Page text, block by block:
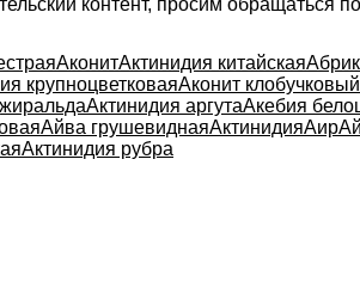
АконитАктинидия китайская
крупноцветковаяАконит клобучковый
Актинидия аргутаАкебия
Айва грушевиднаяАктинидияАир
Актинидия рубра